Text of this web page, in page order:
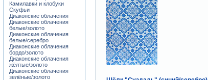
Камилавки и клобуки
Скуфьи
Диаконские облачения
Диаконские облачения
белые/золото
Диаконские облачения
белые/серебро
Диаконские облачения
бордо/золото
Диаконские облачения
жёлтые/золото
Диаконские облачения
зелёные/золото